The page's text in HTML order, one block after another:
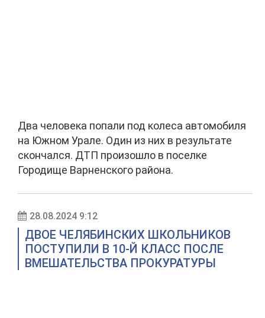
Два человека попали под колеса автомобиля
на Южном Урале. Один из них в результате
скончался. ДТП произошло в поселке
Городище Варненского района.
28.08.2024 9:12
ДВОЕ ЧЕЛЯБИНСКИХ ШКОЛЬНИКОВ
ПОСТУПИЛИ В 10-Й КЛАСС ПОСЛЕ
ВМЕШАТЕЛЬСТВА ПРОКУРАТУРЫ